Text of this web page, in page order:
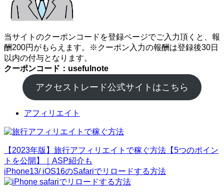
当サイトのクーポンコードを登録ページでご入力頂くと、報
酬200円がもらえます。※クーポン入力の報酬は登録後30日
以内の付与となります。
クーポンコード：usefulnote
アクセストレード公式サイトはこちら
アフィリエイト
【2023年版】旅行アフィリエイトで稼ぐ方法【5つのポイン
トを公開】｜ASP紹介も
iPhone13/ iOS16のSafariでリロードする方法